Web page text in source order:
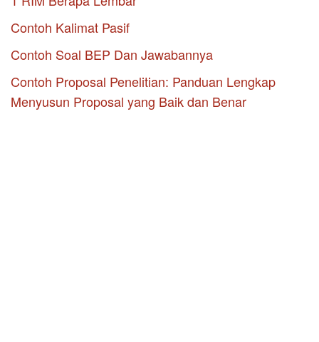
Contoh Kalimat Pasif
Contoh Soal BEP Dan Jawabannya
Contoh Proposal Penelitian: Panduan Lengkap
Menyusun Proposal yang Baik dan Benar